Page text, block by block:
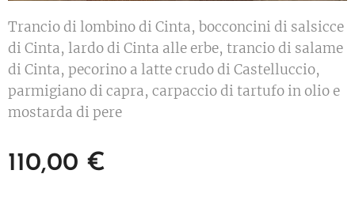
Trancio di lombino di Cinta, bocconcini di salsicce
di Cinta, lardo di Cinta alle erbe, trancio di salame
di Cinta, pecorino a latte crudo di Castelluccio,
parmigiano di capra, carpaccio di tartufo in olio e
mostarda di pere
110,00 €